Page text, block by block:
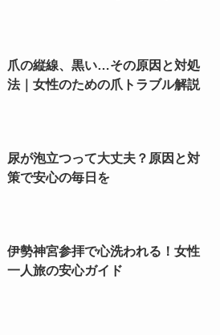
爪の縦線、黒い…その原因と対処
法｜女性のための爪トラブル解説
尿が泡立つって大丈夫？原因と対
策で安心の毎日を
伊勢神宮参拝で心洗われる！女性
一人旅の安心ガイド